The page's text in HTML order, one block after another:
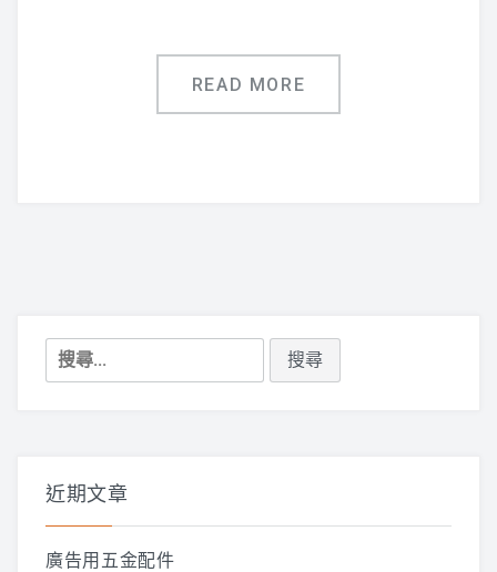
READ MORE
搜
尋
近期文章
廣告用五金配件